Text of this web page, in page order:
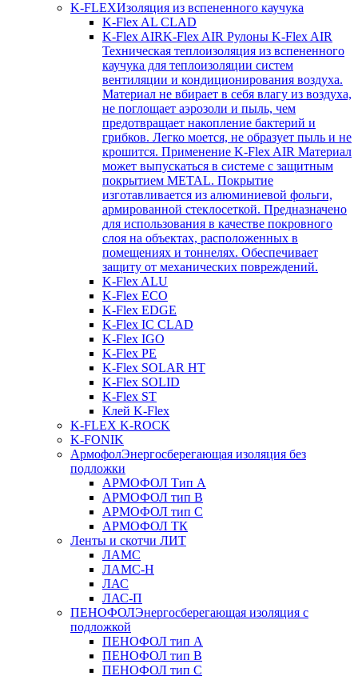
K-FLEXИзоляция из вспененного каучука
K-Flex AL CLAD
K-Flex AIRK-Flex AIR Рулоны K-Flex AIR
Техническая теплоизоляция из вспененного
каучука для теплоизоляции систем
вентиляции и кондиционирования воздуха.
Материал не вбирает в себя влагу из воздуха,
не поглощает аэрозоли и пыль, чем
предотвращает накопление бактерий и
грибков. Легко моется, не образует пыль и не
крошится. Применение K-Flex AIR Материал
может выпускаться в системе c защитным
покрытием METAL. Покрытие
изготавливается из алюминиевой фольги,
армированной стеклосеткой. Предназначено
для использования в качестве покровного
слоя на объектах, расположенных в
помещениях и тоннелях. Обеспечивает
защиту от механических повреждений.
K-Flex ALU
K-Flex ECO
K-Flex EDGE
K-Flex IC CLAD
K-Flex IGO
K-Flex PE
K-Flex SOLAR HT
K-Flex SOLID
K-Flex ST
Клей K-Flex
K-FLEX K-ROCK
K-FONIK
АрмофолЭнергосберегающая изоляция без
подложки
АРМОФОЛ Тип А
АРМОФОЛ тип В
АРМОФОЛ тип C
АРМОФОЛ ТК
Ленты и скотчи ЛИТ
ЛАМС
ЛАМС-Н
ЛАС
ЛАС-П
ПЕНОФОЛЭнергосберегающая изоляция с
подложкой
ПЕНОФОЛ тип А
ПЕНОФОЛ тип B
ПЕНОФОЛ тип C